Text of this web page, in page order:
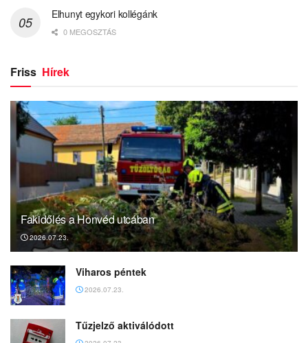
Elhunyt egykori kollégánk
0 MEGOSZTÁS
Friss Hírek
Fakidőlés a Honvéd utcában
2026.07.23.
Viharos péntek
2026.07.23.
Tűzjelző aktiválódott